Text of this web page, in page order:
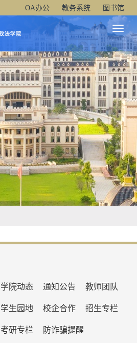
OA办公 教务系统 图书馆
Toggle
学院动态 通知公告 教师团队
学生园地 校企合作 招生专栏
考研专栏 防诈骗提醒